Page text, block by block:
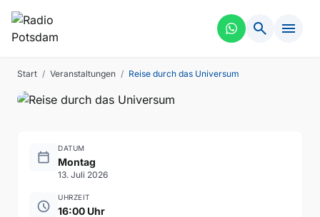
search menu
Start / Veranstaltungen / Reise durch das Universum
FÜHRUNG
Reise durch das Universum
calendar_today
DATUM
Montag
13. Juli 2026
schedule
UHRZEIT
16:00 Uhr